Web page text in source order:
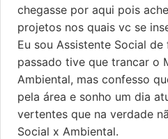
chegasse por aqui pois
projetos nos quais vc se
Eu sou Assistente Social
passado tive que trancar o
Ambiental, mas confesso
pela área e sonho um dia
vertentes que na verdade
Social x Ambiental.